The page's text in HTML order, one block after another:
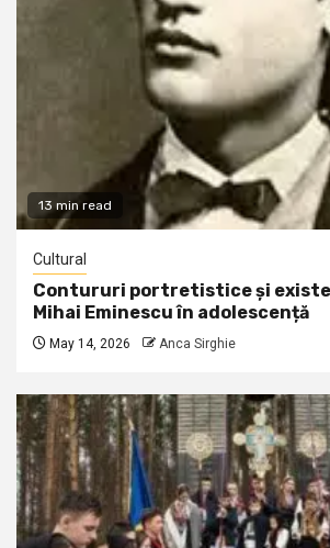
13 min read
Cultural
Contururi portretistice și
Mihai Eminescu în adolescență
May 14, 2026 Anca Sirghie